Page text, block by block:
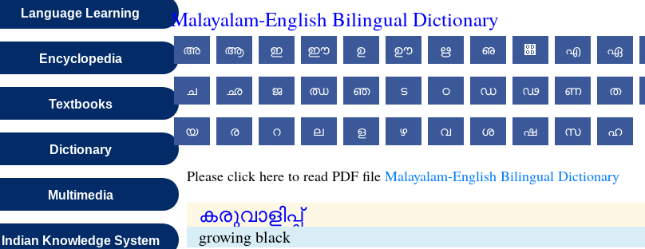
Language Learning
Encyclopedia
Textbooks
Dictionary
Multimedia
Indian Knowledge System
Malayalam-English Bilingual Dictionary
അ ആ ഇ ഈ ഉ ഊ ഋ ഌ ഍ എ ഏ
ച ഛ ജ ഝ ഞ ട ഠ ഡ ഢ ണ ത
യ ര റ ല ള ഴ വ ശ ഷ സ ഹ
Please click here to read PDF file Malayalam-English Bilingual Dictionary
കരുവാളിപ്പ്
growing black